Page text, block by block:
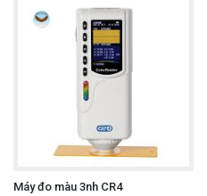
Máy đo màu 3nh CR4